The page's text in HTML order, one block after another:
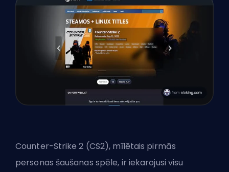
Counter-Strike 2 (CS2), mīlētais pirmās
personas šaušanas spēle, ir iekarojusi visu